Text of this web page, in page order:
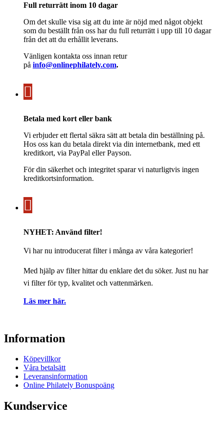
Full returrätt inom 10 dagar
Om det skulle visa sig att du inte är nöjd med något objekt
som du beställt från oss har du full returrätt i upp till 10 dagar
från det att du erhållit leverans.
Vänligen kontakta oss innan retur
på info@onlinephilately.com.
Betala med kort eller bank
Vi erbjuder ett flertal säkra sätt att betala din beställning på.
Hos oss kan du betala direkt via din internetbank, med ett
kreditkort, via PayPal eller Payson.
För din säkerhet och integritet sparar vi naturligtvis ingen
kreditkortsinformation.
NYHET: Använd filter!
Vi har nu introducerat filter i många av våra kategorier!
Med hjälp av filter hittar du enklare det du söker. Just nu har
vi filter för typ, kvalitet och vattenmärken.
Läs mer här.
Information
Köpevillkor
Våra betalsätt
Leveransinformation
Online Philately Bonuspoäng
Kundservice